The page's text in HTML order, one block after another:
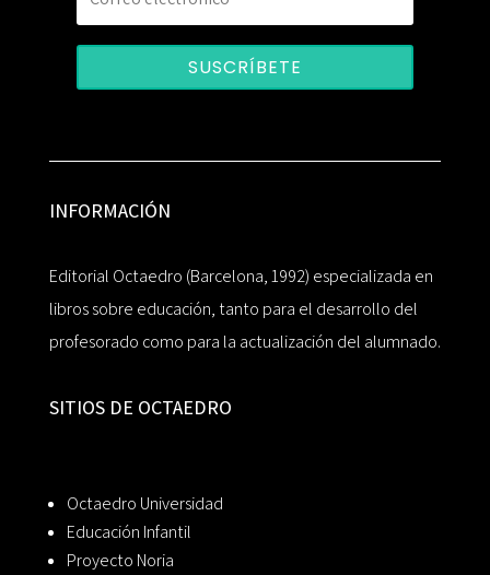
SUSCRÍBETE
INFORMACIÓN
Editorial Octaedro (Barcelona, 1992) especializada en
libros sobre educación, tanto para el desarrollo del
profesorado como para la actualización del alumnado.
SITIOS DE OCTAEDRO
Octaedro Universidad
Educación Infantil
Proyecto Noria